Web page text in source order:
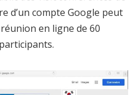
d’un compte Google peut
en ligne de 60